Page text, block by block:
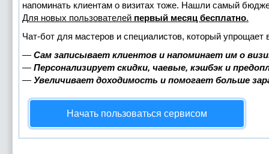
напоминать клиентам о визитах тоже. Нашли самый
Для новых пользователей первый месяц бесплатно.
Чат-бот для мастеров и специалистов, который упрощает
— Сам записывает клиентов и напоминает им о
— Персонализирует скидки, чаевые, кэшбэк и
— Увеличивает доходимость и помогает больше
Начать пользоваться сервисом